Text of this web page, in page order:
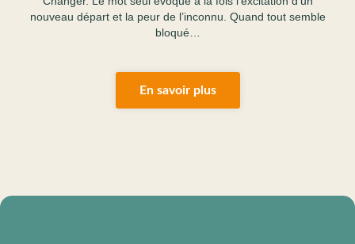
nouveau départ et la peur de l’inconnu. Quand tout semble
bloqué…
En savoir plus